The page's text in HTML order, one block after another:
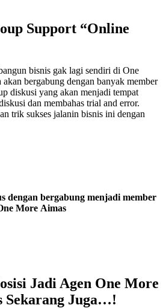
Support “Online
bisnis gak lagi sendiri di One
bergabung dengan banyak member
diskusi yang akan menjadi tempat
dan membahas trial and error.
trik sukses jalanin bisnis ini dengan
dengan bergabung menjadi member
More Aimas
Jadi Agen One More
Sekarang Juga…!